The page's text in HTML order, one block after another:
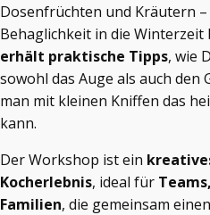
Dosenfrüchten und Kräutern –
Behaglichkeit in die Winterzeit
erhält praktische Tipps, wie
sowohl das Auge als auch den
man mit kleinen Kniffen das
kann.
Der Workshop ist ein
Kocherlebnis, ideal für
Familien, die gemeinsam